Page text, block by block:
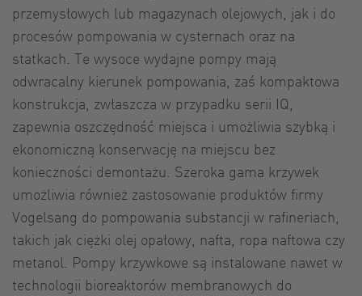
przemysłowych lub magazynach olejowych, jak i do
procesów pompowania w cysternach oraz na
statkach. Te wysoce wydajne pompy mają
odwracalny kierunek pompowania, zaś kompaktowa
konstrukcja, zwłaszcza w przypadku serii IQ,
zapewnia oszczędność miejsca i umożliwia szybką i
ekonomiczną konserwację na miejscu bez
konieczności demontażu. Szeroka gama krzywek
umożliwia również zastosowanie produktów firmy
Vogelsang do pompowania substancji w rafineriach,
takich jak ciężki olej opałowy, nafta, ropa naftowa czy
metanol. Pompy krzywkowe są instalowane nawet w
technologii bioreaktorów membranowych do